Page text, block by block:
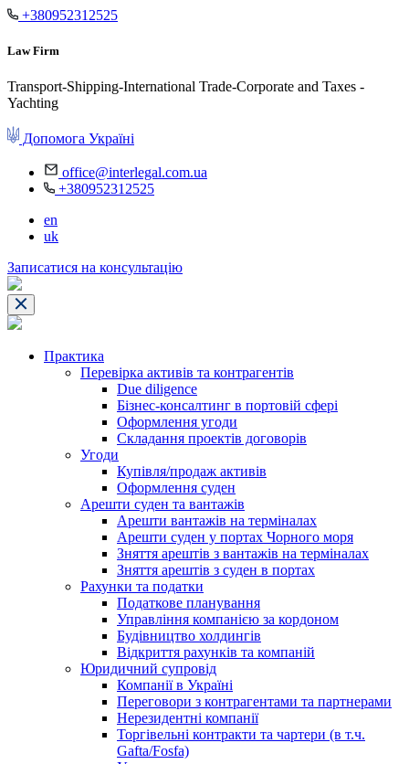
+380952312525
Law Firm
Transport-Shipping-International Trade-Corporate and Taxes -
Yachting
Допомога Україні
office@interlegal.com.ua
+380952312525
en
uk
Записатися на консультацію
Практика
Перевірка активів та контрагентів
Due diligence
Бізнес-консалтинг в портовій сфері
Оформлення угоди
Складання проектів договорів
Угоди
Купівля/продаж активів
Оформлення суден
Арешти суден та вантажів
Арешти вантажів на терміналах
Арешти суден у портах Чорного моря
Зняття арештів з вантажів на терміналах
Зняття арештів з суден в портах
Рахунки та податки
Податкове планування
Управління компанією за кордоном
Будівництво холдингів
Відкриття рахунків та компаній
Юридичний супровід
Компанії в Україні
Переговори з контрагентами та партнерами
Нерезидентні компанії
Торгівельні контракти та чартери (в т.ч.
Gafta/Fosfa)